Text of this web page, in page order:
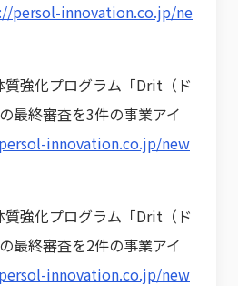
persol-innovation.co.jp/ne
質強化プログラム「Drit（ド
最終審査を3件の事業アイ
innovation.co.jp/new
質強化プログラム「Drit（ド
最終審査を2件の事業アイ
innovation.co.jp/new